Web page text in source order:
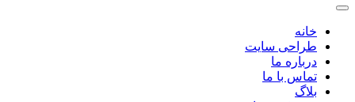
خانه
طراحی سایت
درباره ما
تماس با ما
بلاگ